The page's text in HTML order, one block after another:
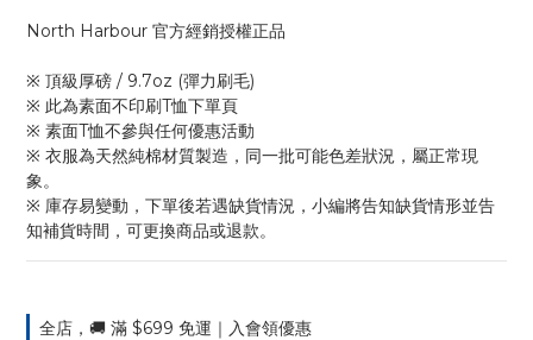
North Harbour 官方經銷授權正品
※ 頂級厚磅 / 9.7oz (彈力刷毛)
※ 此為素面不印刷T恤下單頁
※ 素面T恤不參與任何優惠活動
※ 衣服為天然純棉材質製造，同一批可能色差狀況，屬正常現
象。
※ 庫存易變動，下單後若遇缺貨情況，小編將告知缺貨情形並告
知補貨時間，可更換商品或退款。
全店，🚚 滿 $699 免運｜入會領優惠